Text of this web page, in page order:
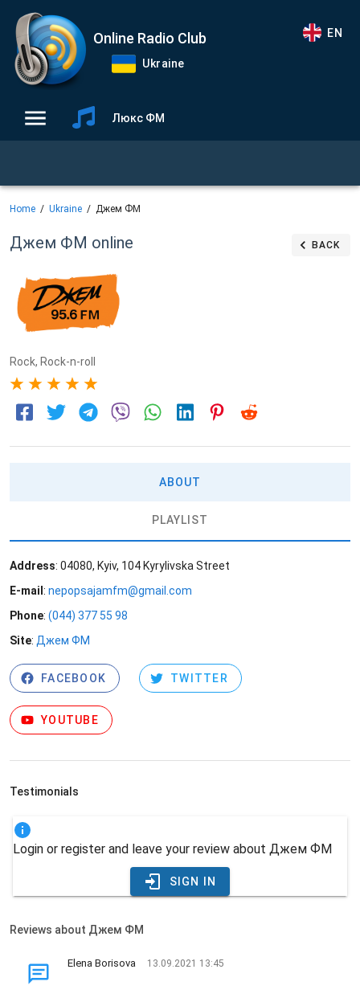
Online Radio Club
Ukraine
EN
Люкс ФМ
Home Ukraine Джем ФМ
Джем ФМ online BACK
Rock, Rock-n-roll
ABOUT
PLAYLIST
Address: 04080, Kyiv, 104 Kyrylivska Street
E-mail : nepopsajamfm@gmail.com
Phone: (044) 377 55 98
Site: Джем ФМ
FACEBOOK TWITTER
YOUTUBE
Testimonials
Login or register and leave your review about Джем ФМ
SIGN IN
Reviews about Джем ФМ
Elena Borisova 13.09.2021 13:45